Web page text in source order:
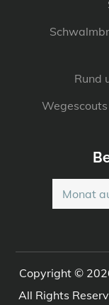
Rund
Beiträge
aus
Copyright ©
All Rights